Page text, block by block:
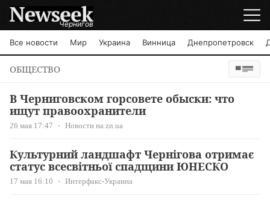
Чернигов
Все новости Мир Украина Винница Днепропетровск
ОБЩЕСТВО
В Черниговском горсовете обыски: что
ищут правоохранители
26 мая 17:47 Новости на zn.ua
Культурний ландшафт Чернігова отримає
статус всесвітньої спадщини ЮНЕСКО
17 мая 16:10 Интерфакс-Украина